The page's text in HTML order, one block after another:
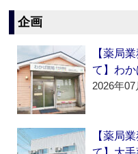
企画
【薬局
て】わか
2026年
【薬局